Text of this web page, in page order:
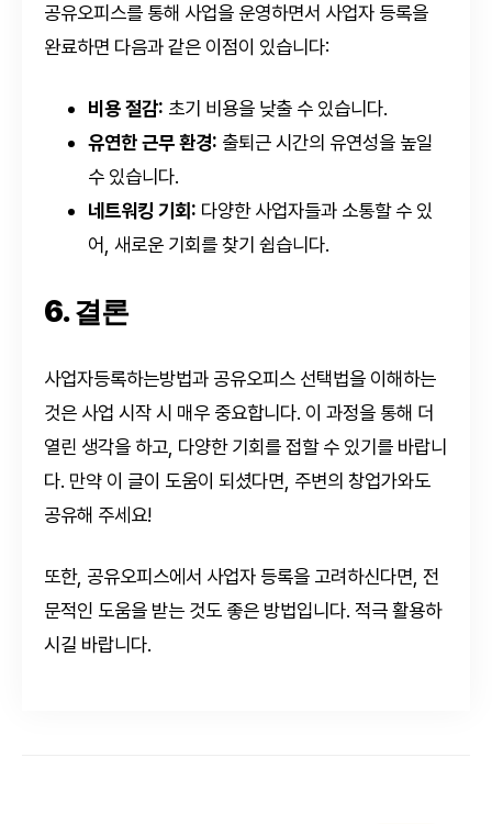
공유오피스를 통해 사업을 운영하면서 사업자 등록을
완료하면 다음과 같은 이점이 있습니다:
비용 절감: 초기 비용을 낮출 수 있습니다.
유연한 근무 환경: 출퇴근 시간의 유연성을 높일
수 있습니다.
네트워킹 기회: 다양한 사업자들과 소통할 수 있
어, 새로운 기회를 찾기 쉽습니다.
6. 결론
사업자등록하는방법과 공유오피스 선택법을 이해하는
것은 사업 시작 시 매우 중요합니다. 이 과정을 통해 더
열린 생각을 하고, 다양한 기회를 접할 수 있기를 바랍니
다. 만약 이 글이 도움이 되셨다면, 주변의 창업가와도
공유해 주세요!
또한, 공유오피스에서 사업자 등록을 고려하신다면, 전
문적인 도움을 받는 것도 좋은 방법입니다. 적극 활용하
시길 바랍니다.